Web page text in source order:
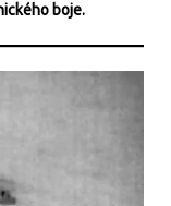
boje.